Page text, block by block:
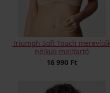
Triumph Soft Touch
nélküli melltartó
16 990 Ft